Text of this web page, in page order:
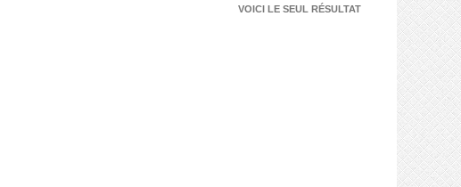
VOICI LE SEUL RÉSULTAT